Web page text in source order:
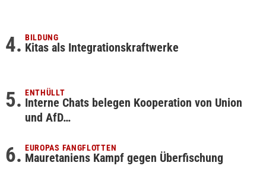
BILDUNG
Kitas als Integrationskraftwerke
ENTHÜLLT
Interne Chats belegen Kooperation von Union
und AfD…
EUROPAS FANGFLOTTEN
Mauretaniens Kampf gegen Überfischung